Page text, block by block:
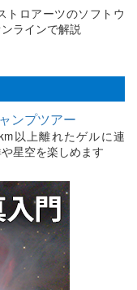
トロアーツのソフトウ
ラインで解説
ンプツアー
以上離れたゲルに連
星空を楽しめます